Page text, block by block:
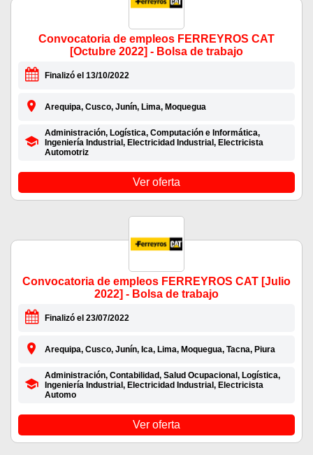
Convocatoria de empleos FERREYROS CAT
[Octubre 2022] - Bolsa de trabajo
Finalizó el 13/10/2022
Arequipa, Cusco, Junín, Lima, Moquegua
Administración, Logística, Computación e Informática,
Ingeniería Industrial, Electricidad Industrial, Electricista
Automotriz
Ver oferta
Convocatoria de empleos FERREYROS CAT [Julio
2022] - Bolsa de trabajo
Finalizó el 23/07/2022
Arequipa, Cusco, Junín, Ica, Lima, Moquegua, Tacna, Piura
Administración, Contabilidad, Salud Ocupacional, Logística,
Ingeniería Industrial, Electricidad Industrial, Electricista
Automo
Ver oferta